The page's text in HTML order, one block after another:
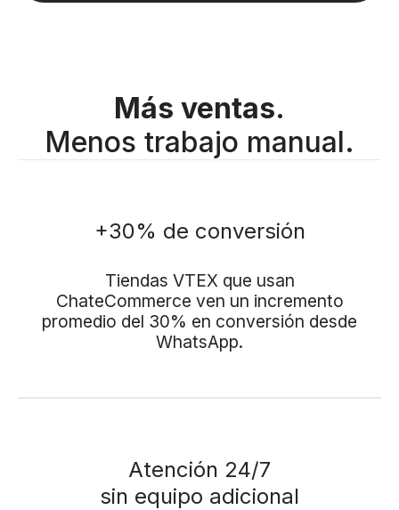
Más ventas.
Menos trabajo manual.
+30% de conversión
Tiendas VTEX que usan
ChateCommerce ven un incremento
promedio del 30% en conversión desde
WhatsApp.
Atención 24/7
sin equipo adicional